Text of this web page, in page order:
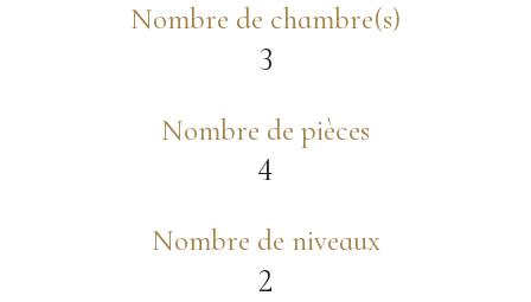
Nombre de chambre(s)
3
Nombre de pièces
4
Nombre de niveaux
2